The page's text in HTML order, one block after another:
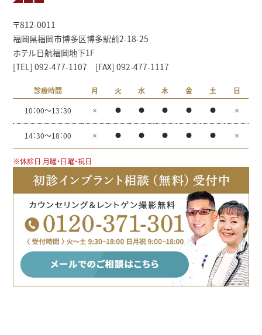
〒812-0011
福岡県福岡市博多区博多駅前2-18-25
ホテル日航福岡地下1F
[TEL] 092-477-1107 [FAX] 092-477-1117
診療時間 月 火 水 木 金 土
日
10：00～13：30
× ● ● ● ● ● ×
14：30～18：00 × ● ● ● ● ● ×
※休診日 月曜・日曜・祝日